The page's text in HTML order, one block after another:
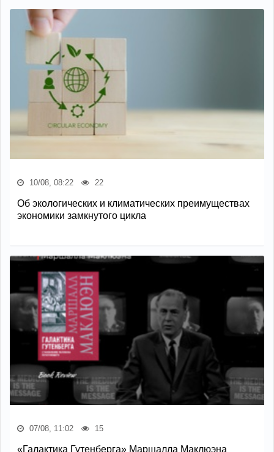
10/08, 08:22 22
Об экологических и климатических преимуществах
экономики замкнутого цикла
07/08, 11:02 15
«Галактика Гутенберга» Маршалла Маклюэна